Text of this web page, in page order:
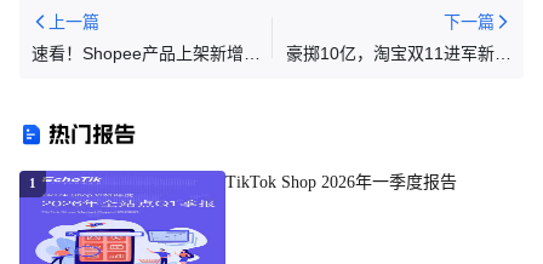
上一篇
速看！Shopee产品上架新增硬
国缴获大批量非法品
下一篇
豪掷10亿，淘宝双11进军新马
热门报告
1 TikTok Shop 2026年一季度报告